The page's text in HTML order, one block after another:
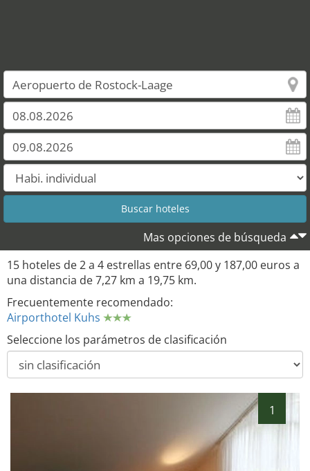
Mas opciones de búsqueda
15 hoteles de 2 a 4 estrellas entre 69,00 y 187,00 euros a
una distancia de 7,27 km a 19,75 km.
Frecuentemente recomendado:
Airporthotel Kuhs
Seleccione los parámetros de clasificación
1